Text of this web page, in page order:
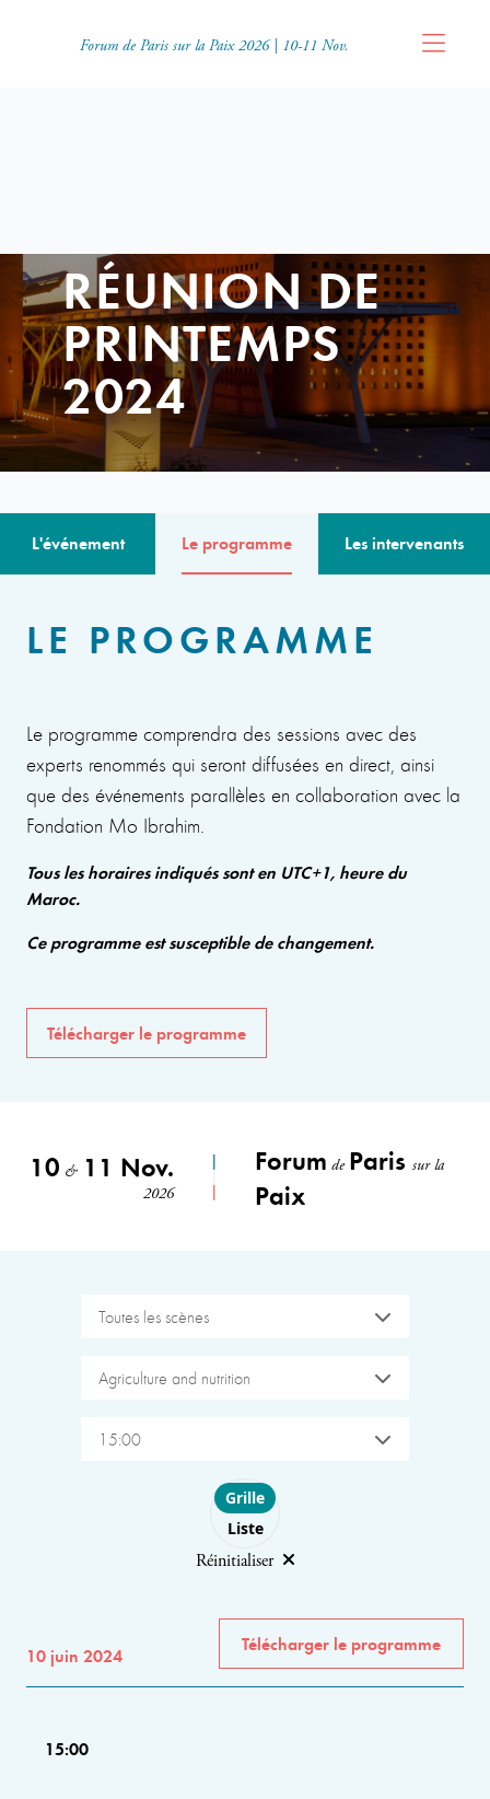
Forum de Paris sur la Paix 2026 | 10-11 Nov.
RÉUNION DE
PRINTEMPS
2024
L'événement Le programme Les intervenants
LE PROGRAMME
Le programme comprendra des sessions avec des
experts renommés qui seront diffusées en direct, ainsi
que des événements parallèles en collaboration avec la
Fondation Mo Ibrahim.
Tous les horaires indiqués sont en UTC+1, heure du
Maroc.
Ce programme est susceptible de changement.
Télécharger le programme
10 &11 Nov.
2026
Forum de Parissur la
Paix
Toutes les scènes
Agriculture and nutrition
15:00
Choose layout
Grille
Liste
Réinitialiser
10 juin 2024
Télécharger le programme
15:00